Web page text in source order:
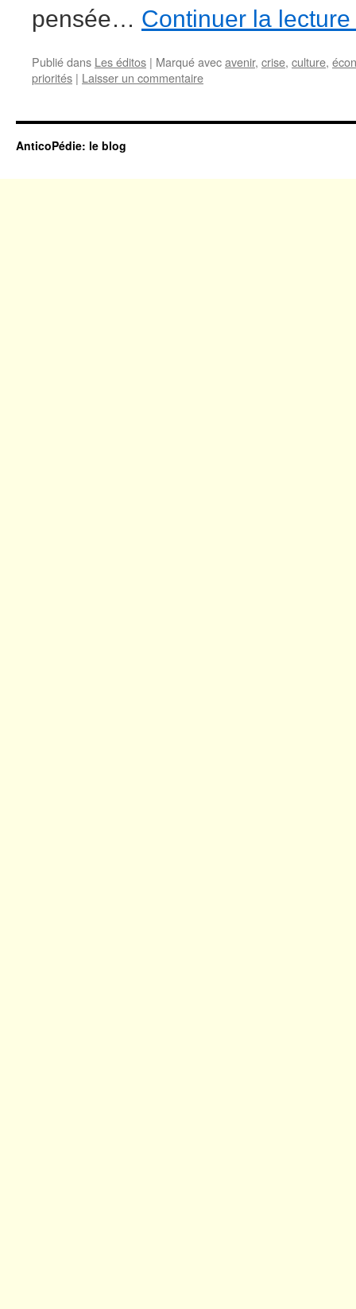
pensée… Continuer la lecture
Publié dans Les éditos | Marqué avecavenir, crise, culture,
priorités | Laisser un commentaire
AnticoPédie: le blog